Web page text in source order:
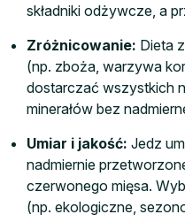
składniki odżywcze, a
Zróżnicowanie: Dieta
(np. zboża, warzywa
dostarczać wszystkich
minerałów bez
Umiar i jakość: Jedz
nadmiernie
czerwonego mięsa.
(np. ekologiczne,